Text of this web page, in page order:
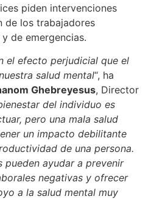
piden intervenciones
de los trabajadores
de emergencias.
el efecto perjudicial que el
salud mental“, ha
Ghebreyesus, Director
del individuo es
pero una mala salud
un impacto debilitante
de una persona.
pueden ayudar a prevenir
negativas y ofrecer
a la salud mental muy